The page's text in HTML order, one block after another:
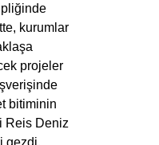
kurumlar
projeler
bitiminin
Reis Deniz
gezdi.